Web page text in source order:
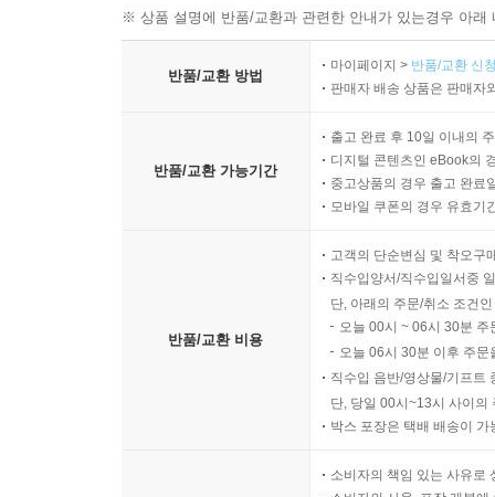
※ 상품 설명에 반품/교환과 관련한 안내가 있는경우 아
반품/교환 방법
마이페이지 > 반품/교환 신
판매자 배송 상품은 판매자
반품/교환 가능기간
출고 완료 후 10일 이내의
디지털 콘텐츠인 eBook의
중고상품의 경우 출고 완료
모바일 쿠폰의 경우 유효기
반품/교환 비용
고객의 단순변심 및 착오구
직수입양서/직수입일서중
단, 아래의 주문/취소 조건
오늘 00시 ~ 06시 30분
오늘 06시 30분 이후 주
직수입 음반/영상물/기프트
단, 당일 00시~13시 사이의
박스 포장은 택배 배송이
소비자의 책임 있는 사유로